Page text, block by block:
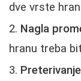
dve vrste
Nagla
hranu treba